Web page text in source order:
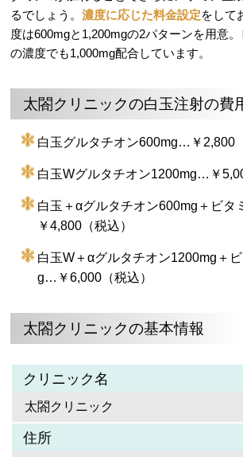
るでしょう。 濃度に応じた料金設定をして
度は600mgと1,200mgの2パターンを用意
の濃度でも1,000mg配合しています。
太閤クリニックの白玉注射の費
白玉グルタチオン600mg…￥2,800
白玉Wグルタチオン1200mg…￥
白玉＋αグルタチオン600mg＋ビ
￥4,800（税込）
白玉W＋αグルタチオン1200mg＋
g…￥6,000（税込）
太閤クリニックの基本情報
クリニック名
太閤クリニック
住所